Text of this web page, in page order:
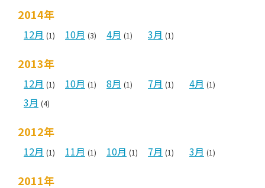
2014年
12月 (1) 10月 (3) 4月 (1) 3月 (1)
2013年
12月 (1) 10月 (1) 8月 (1) 7月 (1) 4月 (1)
3月 (4)
2012年
12月 (1) 11月 (1) 10月 (1) 7月 (1) 3月 (1)
2011年